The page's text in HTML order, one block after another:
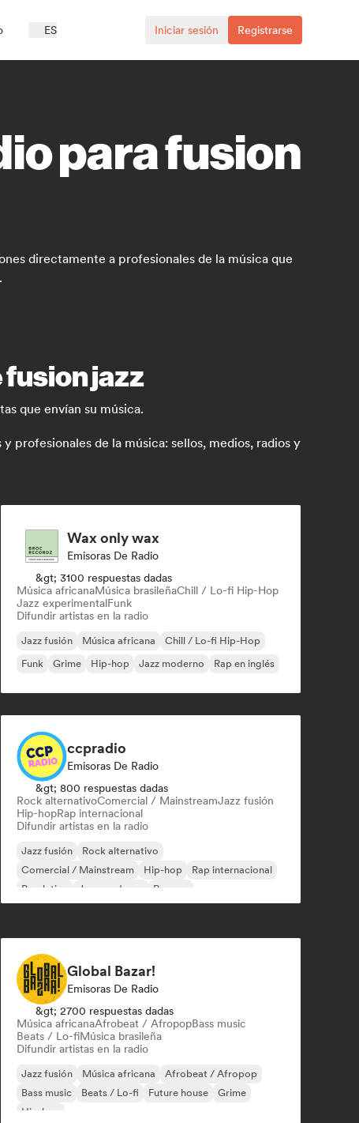
ES Iniciar sesión Registrarse
para fusion
directamente a profesionales de la música que
fusion jazz
que envían su música.
profesionales de la música: sellos, medios, radios y
Wax only wax
Emisoras De Radio
&gt; 3100 respuestas dadas
Música africanaMúsica brasileñaChill / Lo-fi Hip-Hop
Jazz experimentalFunk
Difundir artistas en la radio
Jazz fusión Música africana
Chill / Lo-fi Hip-Hop
Funk
Grime Hip-hop Jazz moderno Rap en inglés
ccpradio
Emisoras De Radio
&gt; 800 respuestas dadas
Rock alternativoComercial / MainstreamJazz fusión
Hip-hopRap internacional
Difundir artistas en la radio
Jazz fusión
Rock alternativo
Comercial / Mainstream
Hip-hop
Rap internacional
Pop latino
Jazz moderno Reggae
Global Bazar!
Emisoras De Radio
&gt; 2700 respuestas dadas
Música africanaAfrobeat / AfropopBass music
Beats / Lo-fiMúsica brasileña
Difundir artistas en la radio
Jazz fusión Música africana
Afrobeat / Afropop
Bass music
Beats / Lo-fi Future house
Grime
Hip-hop